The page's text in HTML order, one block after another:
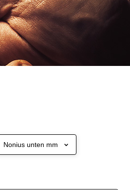
Nonius unten mm